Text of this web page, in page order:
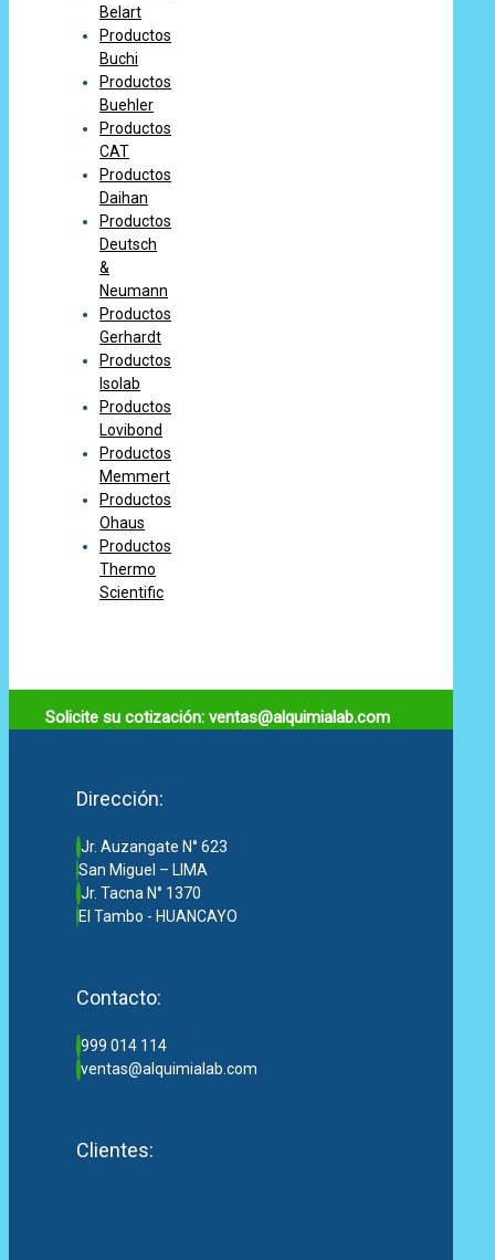
Belart
Productos
Buchi
Productos
Buehler
Productos
CAT
Productos
Daihan
Productos
Deutsch
&
Neumann
Productos
Gerhardt
Productos
Isolab
Productos
Lovibond
Productos
Memmert
Productos
Ohaus
Productos
Thermo
Scientific
Solicite su cotización: ventas@alquimialab.com
Dirección:
Jr. Auzangate N° 623
San Miguel – LIMA
Jr. Tacna N° 1370
El Tambo - HUANCAYO
Contacto:
999 014 114
ventas@alquimialab.com
Clientes: